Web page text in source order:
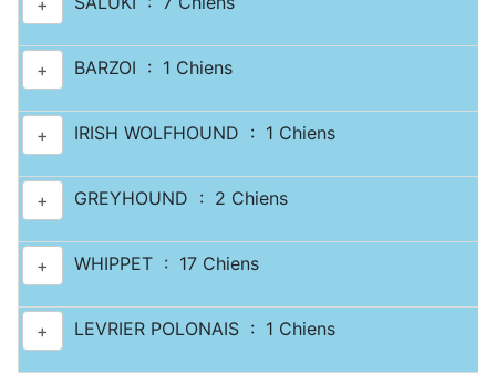
+
+ BARZOI : 1 Chiens
+ IRISH WOLFHOUND : 1 Chiens
+ GREYHOUND : 2 Chiens
+ WHIPPET : 17 Chiens
+ LEVRIER POLONAIS : 1 Chiens